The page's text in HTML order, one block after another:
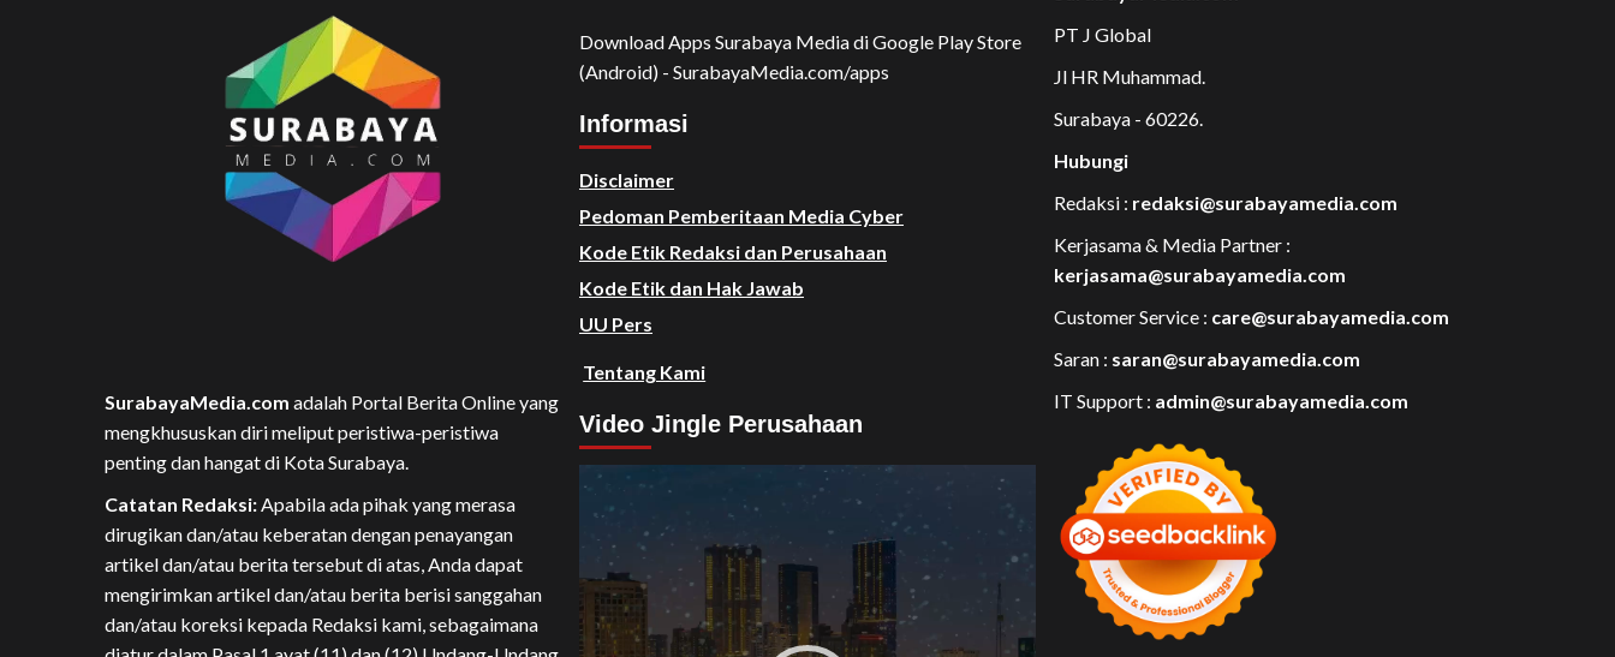
SurabayaMedia.com adalah Portal Berita Online yang
mengkhususkan diri meliput peristiwa-peristiwa
penting dan hangat di Kota Surabaya.
Catatan Redaksi:Apabila ada pihak yang merasa
dirugikan dan/atau keberatan dengan penayangan
artikel dan/atau berita tersebut di atas, Anda dapat
mengirimkan artikel dan/atau berita berisi sanggahan
dan/atau koreksi kepada Redaksi kami, sebagaimana
Download Apps Surabaya Media di Google Play Store
(Android) - SurabayaMedia.com/apps
Informasi
Disclaimer
Pedoman Pemberitaan Media Cyber
Kode Etik Redaksi dan Perusahaan
Kode Etik dan Hak Jawab
UU Pers
Tentang Kami
Video Jingle Perusahaan
Video
Player
PT J Global
Jl HR Muhammad.
Surabaya - 60226.
Hubungi
Redaksi : redaksi@surabayamedia.com
Kerjasama & Media Partner :
kerjasama@surabayamedia.com
Customer Service : care@surabayamedia.com
Saran : saran@surabayamedia.com
IT Support : admin@surabayamedia.com